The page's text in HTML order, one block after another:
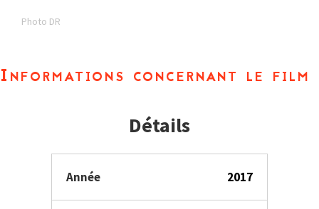
Photo DR
Informations concernant le film
Détails
Année 2017